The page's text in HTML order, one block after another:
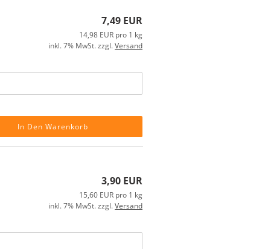
7,49 EUR
14,98 EUR pro 1 kg
inkl. 7% MwSt. zzgl.Versand
In Den Warenkorb
3,90 EUR
15,60 EUR pro 1 kg
inkl. 7% MwSt. zzgl.Versand